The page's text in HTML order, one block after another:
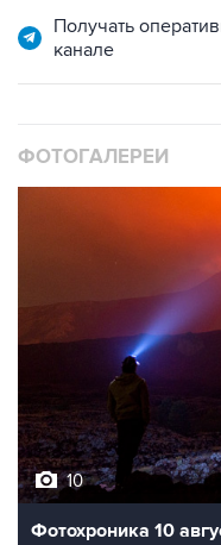
Получать
канале
ФОТОГАЛЕРЕИ
10
Фотохроника 10